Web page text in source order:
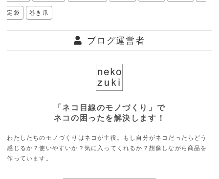
定袋 巻き爪
ブログ運営者
「ネコ目線のモノづくり」で
ネコの困ったを解決します！
わたしたちのモノづくりはネコが主役。もし自分がネコだったらどう
感じるか？使いやすいか？気に入ってくれるか？想像しながら商品を
作っています。